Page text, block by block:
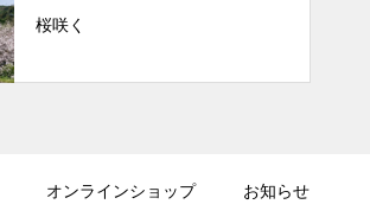
桜咲く
オンラインショップ お知らせ